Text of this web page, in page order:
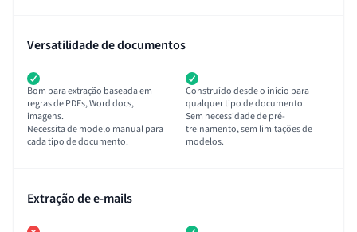
Versatilidade de documentos
Bom para extração baseada em
regras de PDFs, Word docs,
imagens.
Necessita de modelo manual para
cada tipo de documento.
Construído desde o início para
qualquer tipo de documento.
Sem necessidade de pré-
treinamento, sem limitações de
modelos.
Extração de e-mails